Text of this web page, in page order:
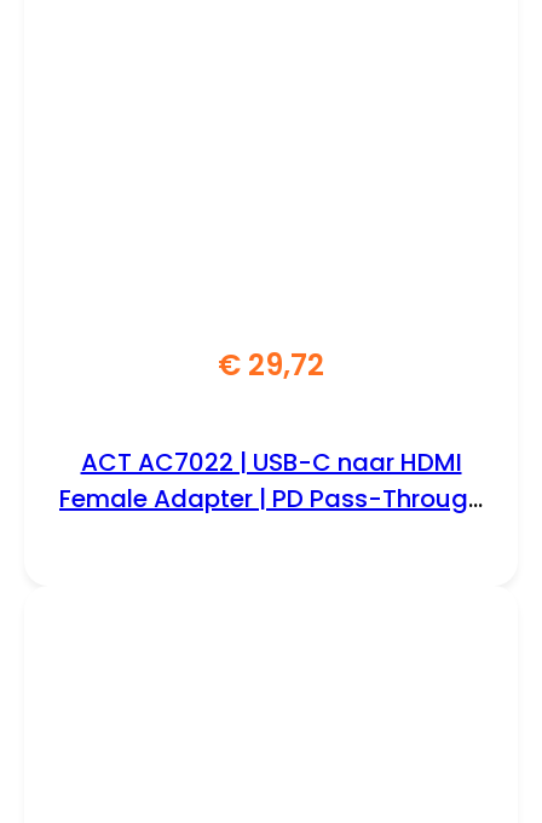
€ 29,72
ACT AC7022 | USB-C naar HDMI
Female Adapter | PD Pass-Through